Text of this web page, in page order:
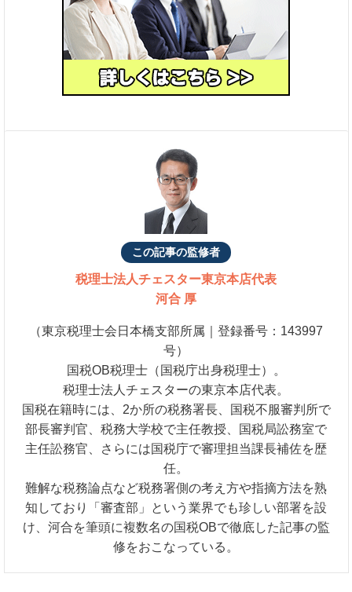
この記事の監修者
税理士法人チェスター東京本店代表
河合 厚
（東京税理士会日本橋支部所属｜登録番号：143997
号）
国税OB税理士（国税庁出身税理士）。
税理士法人チェスターの東京本店代表。
国税在籍時には、2か所の税務署長、国税不服審判所で
部長審判官、税務大学校で主任教授、国税局訟務室で
主任訟務官、さらには国税庁で審理担当課長補佐を歴
任。
難解な税務論点など税務署側の考え方や指摘方法を熟
知しており「審査部」という業界でも珍しい部署を設
け、河合を筆頭に複数名の国税OBで徹底した記事の監
修をおこなっている。